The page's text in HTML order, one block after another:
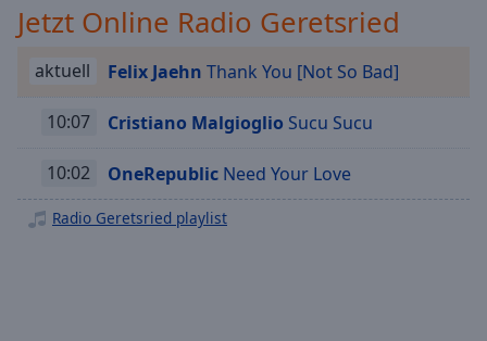
1x
Rate
Chapters
Descriptions
Jetzt Online Radio Geretsried
aktuell Felix Jaehn Thank You [Not So Bad]
10:07 Cristiano Malgioglio Sucu Sucu
10:02 OneRepublic Need Your Love
Radio Geretsried playlist